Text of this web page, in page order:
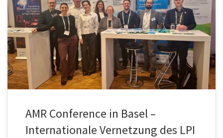
Das LPI nahm erstmalig auf der diesjährigen AMR Conference in
Basel teil. Gemeinsam am Stand mit Thüringer Netzwerken und
Unternehmen, präsentierte sich das LPI als Translationszentrum für
klinisch relevante Innovationen, die die Bekämpfung
antimikrobieller Resistenzen unterstützen können.
AMR Conference in Basel –
Internationale Vernetzung des LPI